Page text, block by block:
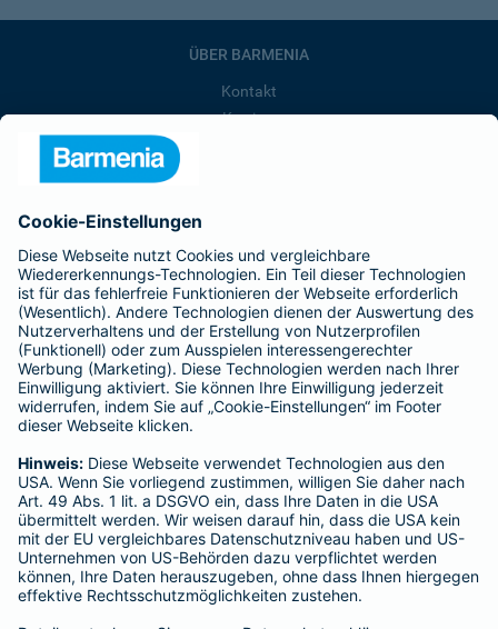
ÜBER BARMENIA
Kontakt
Karriere
Affiliate-Partner werden
Barmenia ist Teil der BarmeniaGothaer
BELIEBTE SEITEN
Kranken-Zusatzversicherung
Tierversicherungen
Haftpflichtversicherung
Hausratversicherung
SERVICE
Adresse ändern
Schaden melden
Kilometerstandsmeldung
Serviceübersicht